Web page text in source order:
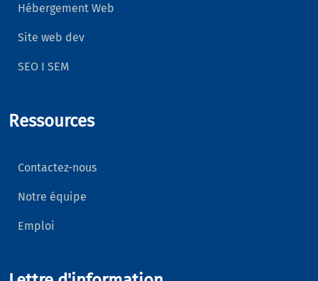
Hébergement Web
Site web dev
SEO I SEM
Ressources
Contactez-nous
Notre équipe
Emploi